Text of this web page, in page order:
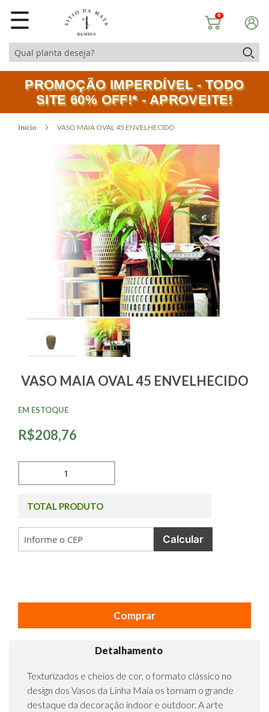
☰ 0
PROMOÇÃO IMPERDÍVEL - TODO
SITE 60% OFF!* - APROVEITE!
Início VASO MAIA OVAL 45 ENVELHECIDO
VASO MAIA OVAL 45 ENVELHECIDO
R$208,76
EM ESTOQUE
TOTAL PRODUTO
Calcular
Comprar
Detalhamento
Texturizados e cheios de cor, o formato clássico no
design dos Vasos da Linha Maia os tornam o grande
destaque da decoração indoor e outdoor. A arte